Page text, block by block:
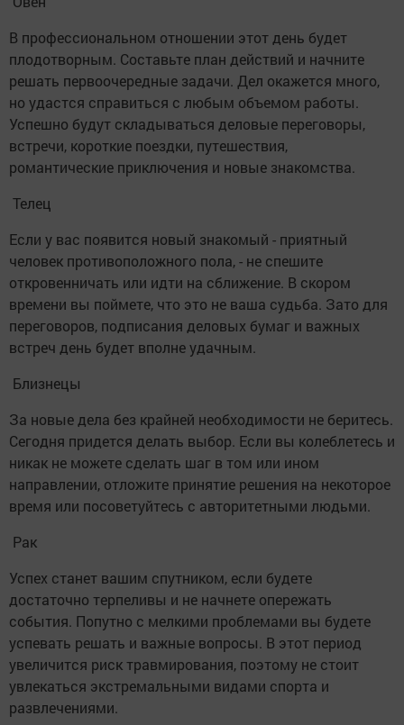
В профессиональном отношении этот день будет
плодотворным. Составьте план действий и начните
решать первоочередные задачи. Дел окажется много,
но удастся справиться с любым объемом работы.
Успешно будут складываться деловые переговоры,
встречи, короткие поездки, путешествия,
романтические приключения и новые знакомства.
Телец
Если у вас появится новый знакомый - приятный
человек противоположного пола, - не спешите
откровенничать или идти на сближение. В скором
времени вы поймете, что это не ваша судьба. Зато для
переговоров, подписания деловых бумаг и важных
встреч день будет вполне удачным.
Близнецы
За новые дела без крайней необходимости не беритесь.
Сегодня придется делать выбор. Если вы колеблетесь и
никак не можете сделать шаг в том или ином
направлении, отложите принятие решения на некоторое
время или посоветуйтесь с авторитетными людьми.
Рак
Успех станет вашим спутником, если будете
достаточно терпеливы и не начнете опережать
события. Попутно с мелкими проблемами вы будете
успевать решать и важные вопросы. В этот период
увеличится риск травмирования, поэтому не стоит
увлекаться экстремальными видами спорта и
развлечениями.